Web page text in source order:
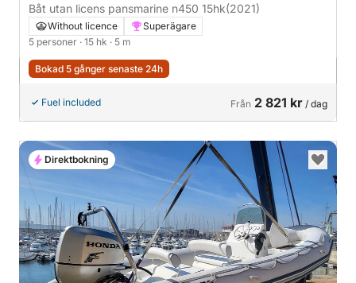
Båt utan licens pansmarine n450 15hk(2021)
Without licence
Superägare
5 personer · 15 hk · 5 m
Bokad 5 gånger senaste 24h
Fuel included Från 2 821 kr / dag
Direktbokning